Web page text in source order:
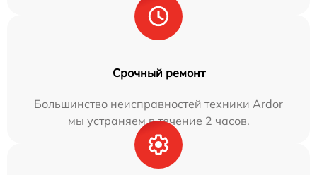
Срочный ремонт
Большинство неисправностей техники Ardor
мы устраняем в течение 2 часов.